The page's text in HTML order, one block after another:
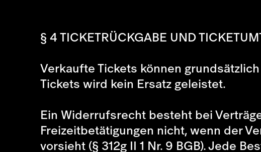
§ 4 TICKETRÜCKGABE UND
Verkaufte Tickets können
Tickets wird kein Ersatz geleistet.
Ein Widerrufsrecht besteht bei
Freizeitbetätigungen nicht, wenn der
vorsieht (§ 312g II 1 Nr. 9 BGB). Jede